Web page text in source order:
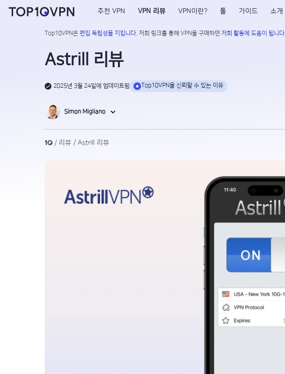
추천 VPN VPN 리뷰 VPN이란? 툴 가이드 소개
Top10VPN은 편집 독립성을 지킵니다 . 저희 링크를 통해 VPN을 구매하면 저희 활동에 도움이 됩니다
Astrill 리뷰
2025년 3월 24일에 업데이트됨 Top10VPN을 신뢰할 수 있는 이유
Simon Migliano
리뷰 Astrill 리뷰